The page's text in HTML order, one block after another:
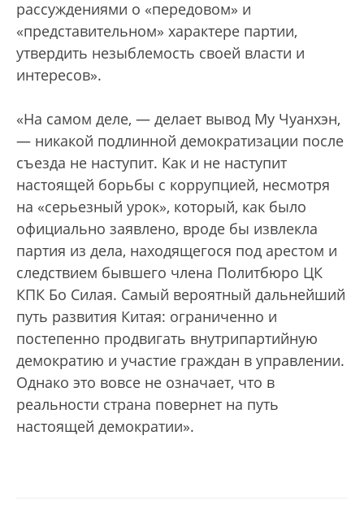
рассуждениями о «передовом» и
«представительном» характере партии,
утвердить незыблемость своей власти и
интересов».
«На самом деле, — делает вывод Му Чуанхэн,
— никакой подлинной демократизации после
съезда не наступит. Как и не наступит
настоящей борьбы с коррупцией, несмотря
на «серьезный урок», который, как было
официально заявлено, вроде бы извлекла
партия из дела, находящегося под арестом и
следствием бывшего члена Политбюро ЦК
КПК Бо Силая. Самый вероятный дальнейший
путь развития Китая: ограниченно и
постепенно продвигать внутрипартийную
демократию и участие граждан в управлении.
Однако это вовсе не означает, что в
реальности страна повернет на путь
настоящей демократии».